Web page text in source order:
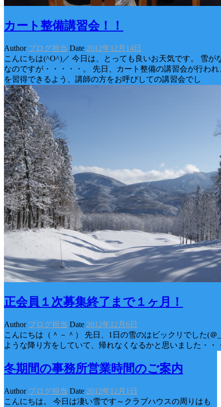
カート整備講習会！！
Author ブログ担当 Date 2012年12月14日
こんにちは(^O^)／ 今日は、とっても良いお天気です。 雪が
なのですが・・・・・。 先日、カート整備の講習会が行わ
を習得できるよう、講師の方をお呼びしての講習会でし
正会員１次募集終了まで１ヶ月！
Author ブログ担当 Date 2012年12月6日
こんにちは（＾－＾） 先日、1日の雪のはビックリでした(＠
ような降り方をしていて、帰れなくなるかと思いました
冬期間の事務所営業時間のご案内
Author ブログ担当 Date 2012年12月1日
こんにちは。 今日は凄い雪です～クラブハウスの周りはも